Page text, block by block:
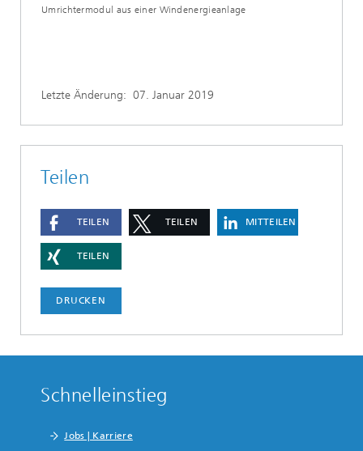
Umrichtermodul aus einer Windenergieanlage
Letzte Änderung: 07. Januar 2019
Teilen
TEILEN TEILEN MITTEILEN
TEILEN
DRUCKEN
Schnelleinstieg
Jobs | Karriere